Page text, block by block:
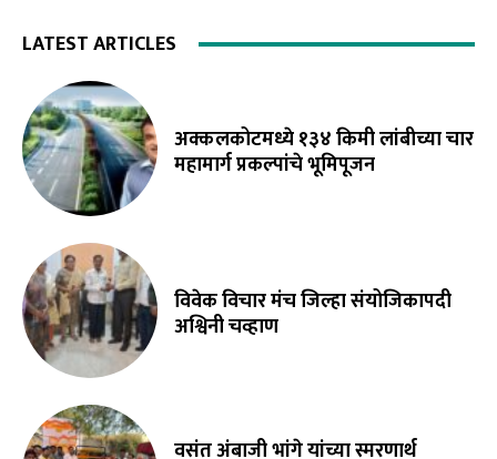
LATEST ARTICLES
अक्कलकोटमध्ये १३४ किमी लांबीच्या चार
महामार्ग प्रकल्पांचे भूमिपूजन
विवेक विचार मंच जिल्हा संयोजिकापदी
अश्विनी चव्हाण
वसंत अंबाजी भांगे यांच्या स्मरणार्थ